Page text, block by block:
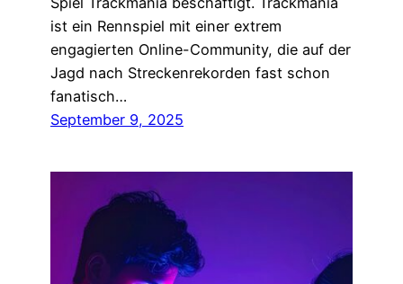
ist ein Rennspiel mit einer extrem
engagierten Online-Community, die auf der
Jagd nach Streckenrekorden fast schon
fanatisch…
September 9, 2025